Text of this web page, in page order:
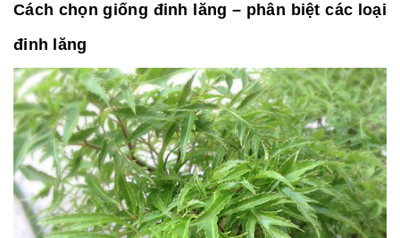
Cách chọn giống đinh lăng – phân biệt các loại
đinh lăng